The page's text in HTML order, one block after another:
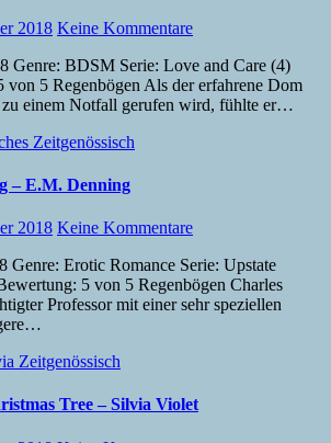
2018 Keine Kommentare
5 Regenbögen Als der erfahrene Dom
einem Notfall gerufen wird, fühlte er…
Zeitgenössisch
– E.M. Denning
2018 Keine Kommentare
5 von 5 Regenbögen Charles
Professor mit einer sehr speziellen
Zeitgenössisch
Tree – Silvia Violet